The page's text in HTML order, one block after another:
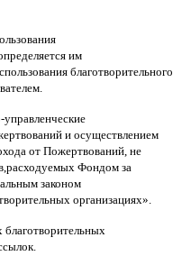
им
благотворительного
-управленческие
и осуществлением
от Пожертвований не
расходуемых Фондом за
законом
организациях».
благотворительных